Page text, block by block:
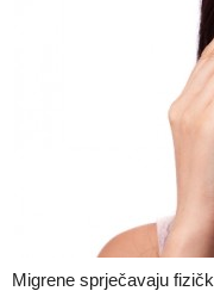
Migrene sprječavaju